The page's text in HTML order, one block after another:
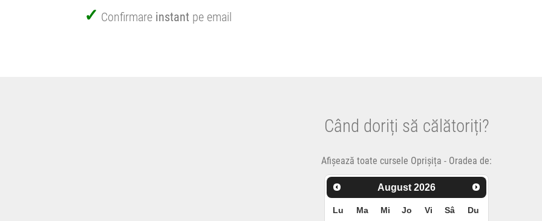
Confirmare instant pe email
Când doriți să călătoriți?
Afișează toate cursele Oprișița - Oradea de:
August 2026
Lu Ma Mi Jo Vi Sâ Du